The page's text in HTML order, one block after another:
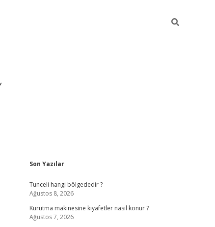
Sidebar
Son Yazılar
Tunceli hangi bölgededir ?
Ağustos 8, 2026
Kurutma makinesine kıyafetler nasıl konur ?
Ağustos 7, 2026